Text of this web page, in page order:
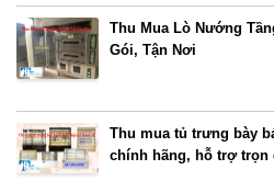
Thu Mua Lò Nướng
Gói, Tận Nơi
Thu mua tủ trưng bày
chính hãng, hỗ trợ trọn